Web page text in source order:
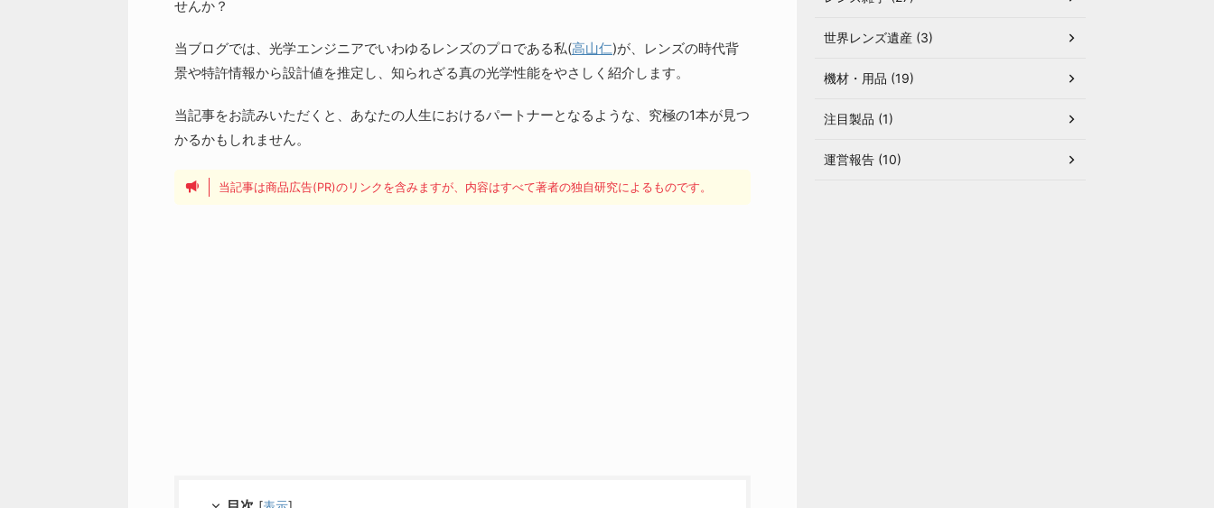
せんか？
当ブログでは、光学エンジニアでいわゆるレンズのプロである私(高山仁)が、レンズの時代背
景や特許情報から設計値を推定し、知られざる真の光学性能をやさしく紹介します。
当記事をお読みいただくと、あなたの人生におけるパートナーとなるような、究極の1本が見つ
かるかもしれません。
当記事は商品広告(PR)のリンクを含みますが、内容はすべて著者の独自研究によるものです。
世界レンズ遺産 (3)
機材・用品 (19)
注目製品 (1)
運営報告 (10)